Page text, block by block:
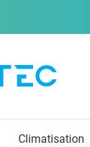
Climatisation